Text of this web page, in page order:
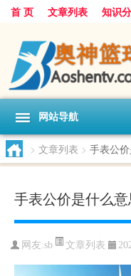
首 页 文章列表 知识
网站导航
> 文章列表 > 手表公
手表公价是什么意
网友:sb 文章列表